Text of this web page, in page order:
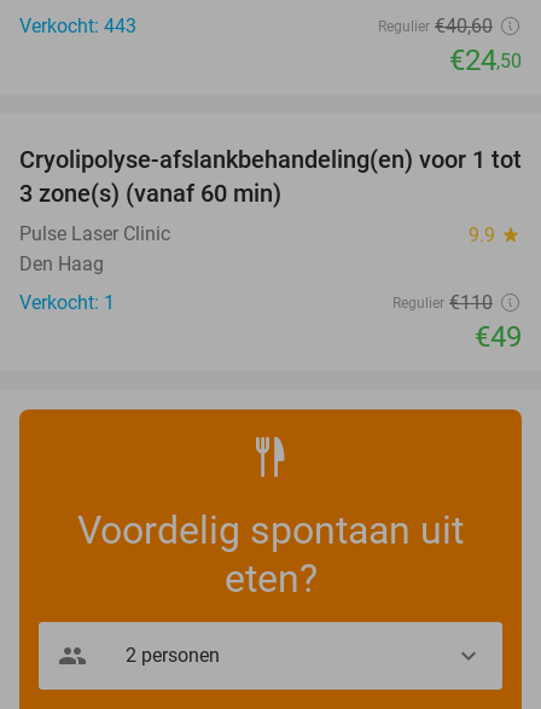
Verkocht: 443
Regulier €40,60
€24,50
55%
NEW
TODAY
Cryolipolyse-afslankbehandeling(en) voor 1 tot
3 zone(s) (vanaf 60 min)
Pulse Laser Clinic 9.9 star
Den Haag
Verkocht: 1
Regulier €110
€49
Voordelig spontaan uit
eten?